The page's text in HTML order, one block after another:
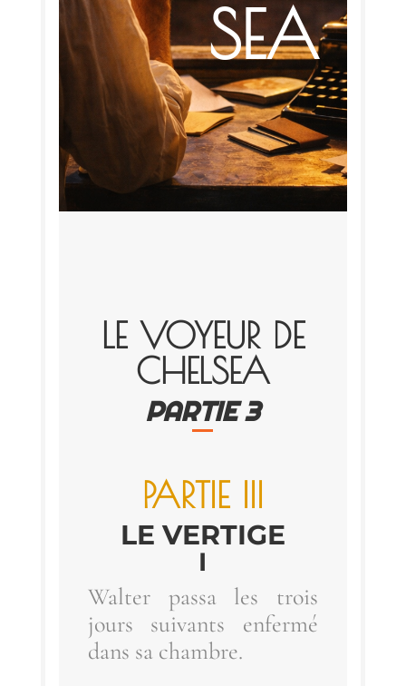
SEA
LE VOYEUR DE
CHELSEA
PAR­TIE 3
PAR­TIE III
LE VER­TIGE
I
Wal­ter pas­sa les trois
jours sui­vants enfer­mé
dans sa chambre.